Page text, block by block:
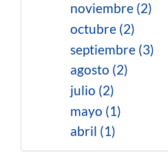
noviembre (2)
octubre (2)
septiembre (3)
agosto (2)
julio (2)
mayo (1)
abril (1)